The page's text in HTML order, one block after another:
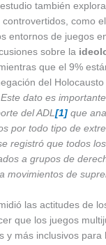
también
controvertidos, como
entornos de juegos
sobre la
que el 9%
del
Este dato es
del ADL[1] que
por todo tipo de
registró que todos
a grupos de
movimientos de
las actitudes de
que los juegos
y más inclusivos para